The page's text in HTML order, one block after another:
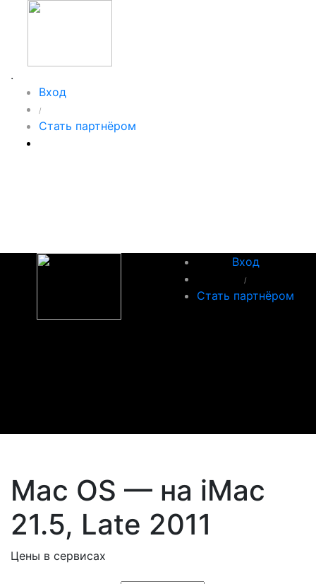
.
Вход
/
Стать партнёром
Вход
/
Стать партнёром
Mac OS — на iMac
21.5, Late 2011
Цены в сервисах